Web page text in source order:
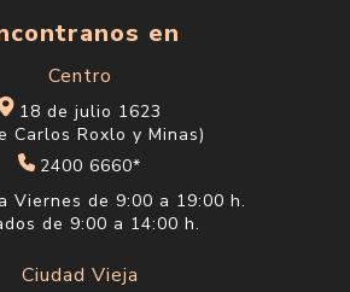
en
Centro
18 de julio 1623
Carlos Roxlo y Minas)
2400 6660*
Viernes de 9:00 a 19:00 h.
de 9:00 a 14:00 h.
Ciudad Vieja